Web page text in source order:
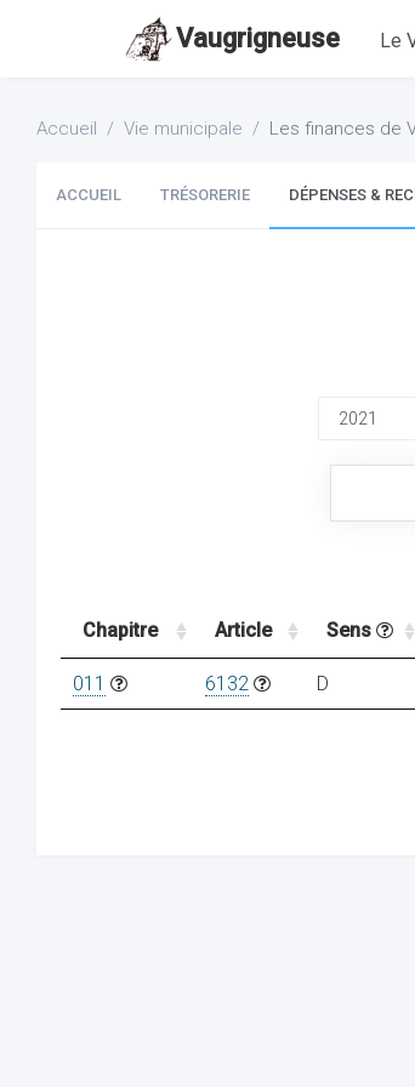
Vaugrigneuse Le
Accueil Vie municipale Les finances de
ACCUEIL TRÉSORERIE DÉPENSES &
Chapitre Article Sens
011 6132 D